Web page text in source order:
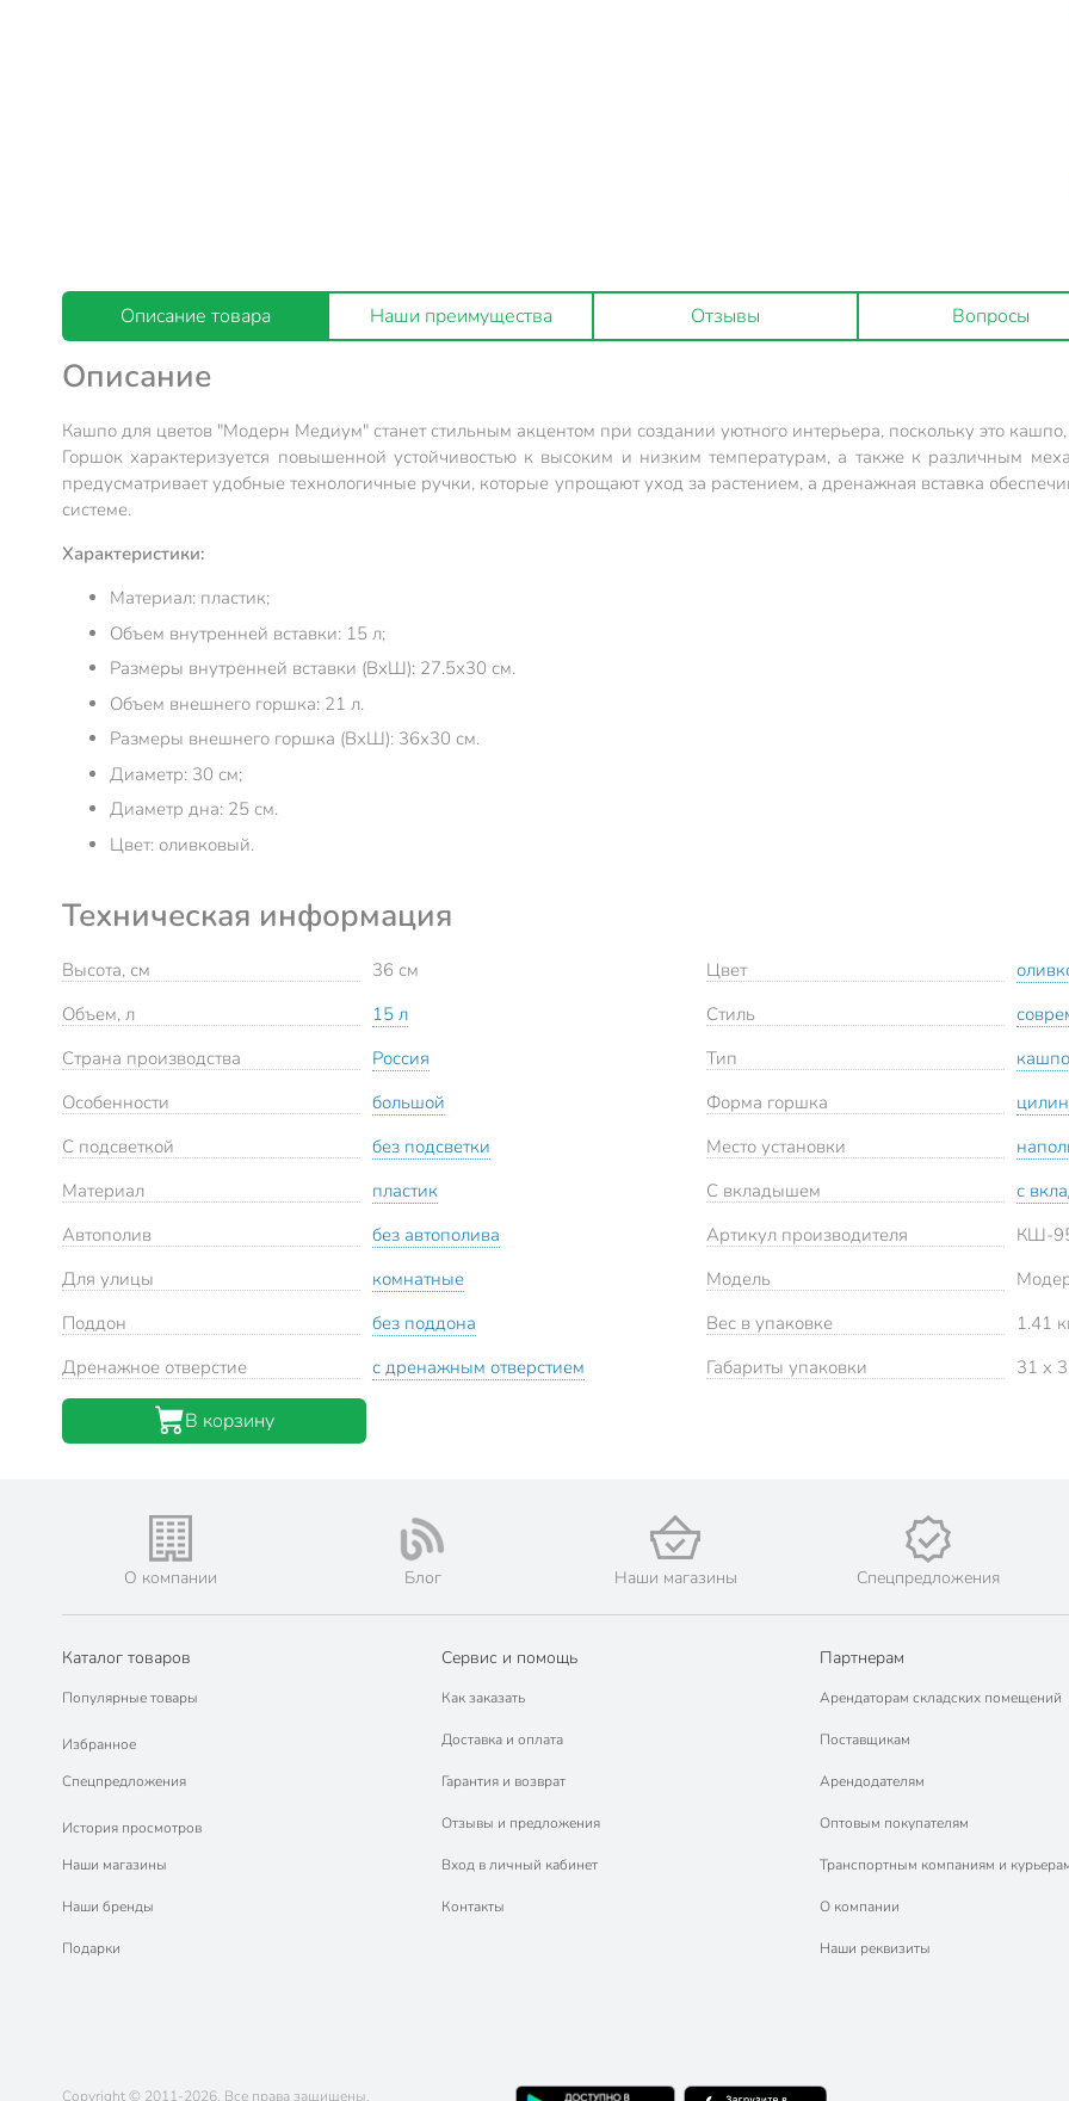
Описание товара Наши преимущества Отзывы Вопросы
Описание
Кашпо для цветов "Модерн Медиум" станет стильным акцентом при создании уютного интерьера, поскольку это
Горшок характеризуется повышенной устойчивостью к высоким и низким температурам, а также к различным
предусматривает удобные технологичные ручки, которые упрощают уход за растением, а дренажная вставка
системе.
Характеристики:
Материал: пластик;
Объем внутренней вставки: 15 л;
Размеры внутренней вставки (ВхШ): 27.5х30 см.
Объем внешнего горшка: 21 л.
Размеры внешнего горшка (ВхШ): 36х30 см.
Диаметр: 30 см;
Диаметр дна: 25 см.
Цвет: оливковый.
Техническая информация
Высота, см
36 см
Объем, л
15 л
Страна производства
Россия
Особенности
большой
С подсветкой
без подсветки
Материал
пластик
Автополив
без автополива
Для улицы
комнатные
Поддон
без поддона
Дренажное отверстие
с дренажным отверстием
Цвет
Стиль
Тип
кашпо
Форма горшка
Место установки
С вкладышем
с
Артикул производителя
КШ-
Модель
Вес в упаковке
1.41
Габариты упаковки
31 x
В корзину
О компании Блог Наши магазины Спецпредложения
Каталог товаров
Популярные товары
Избранное
Спецпредложения
История просмотров
Наши магазины
Наши бренды
Подарки
Сервис и помощь
Как заказать
Доставка и оплата
Гарантия и возврат
Отзывы и предложения
Вход в личный кабинет
Контакты
Партнерам
Арендаторам складских помещений
Поставщикам
Арендодателям
Оптовым покупателям
Транспортным компаниям и
О компании
Наши реквизиты
Copyright © 2011-2026. Все права защищены.